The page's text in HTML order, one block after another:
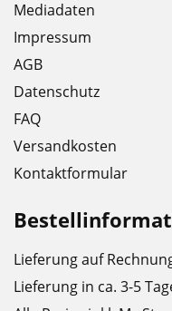
Mediadaten
Impressum
AGB
Datenschutz
FAQ
Versandkosten
Kontaktformular
Lieferung auf
Lieferung in ca. 3-5